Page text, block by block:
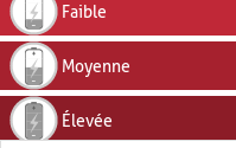
Faible
Moyenne
Élevée